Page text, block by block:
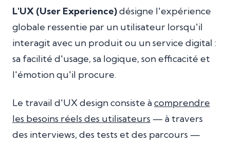
L'UX (User Experience)désigne l'expérience
globale ressentie par un utilisateur lorsqu'il
interagit avec un produit ou un service digital :
sa facilité d'usage, sa logique, son efficacité et
l'émotion qu'il procure.
Le travail d'UX design consiste àcomprendre
les besoins réels des utilisateurs — à travers
des interviews, des tests et des parcours —